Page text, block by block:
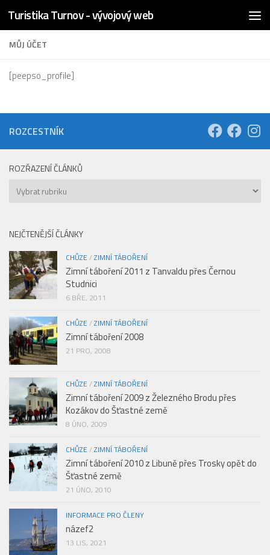
Skip to content
Turistika Turnov - vývojový web
MŮJ ÚČET
[peepso_profile]
ROZCESTNÍK
ROZŘAZENÍ ČLÁNKŮ
Rozřazení
článků
NEJČTENĚJŠÍ ČLÁNKY
CHŮZE/ZIMNÍ TÁBOŘENÍ
Zimní táboření 2011 z Tanvaldu přes Černou
Studnici
6 BŘE, 2011
CHŮZE/ZIMNÍ TÁBOŘENÍ
Zimní táboření 2008
21 PRO, 2008
CHŮZE/ZIMNÍ TÁBOŘENÍ
Zimní táboření 2009 z Železného Brodu přes
Kozákov do Šťastné země
8 ÚNO, 2009
CHŮZE/ZIMNÍ TÁBOŘENÍ
Zimní táboření 2010 z Libuně přes Trosky opět do
Šťastné země
21 ÚNO, 2010
INFORMACE PRO ČLENY
názef2
13 LIS, 2021